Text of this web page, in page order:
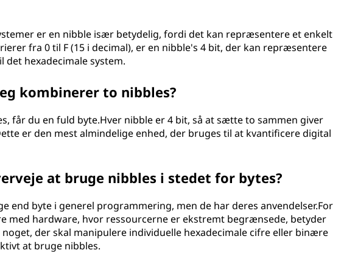
er en nibble især betydelig, fordi det kan repræsentere et enkelt
fra 0 til F (15 i decimal), er en nibble's 4 bit, der kan repræsentere
hexadecimale system.
kombinerer to nibbles?
får du en fuld byte.Hver nibble er 4 bit, så at sætte to sammen giver
er den mest almindelige enhed, der bruges til at kvantificere digital
at bruge nibbles i stedet for bytes?
end byte i generel programmering, men de har deres anvendelser.For
med hardware, hvor ressourcerne er ekstremt begrænsede, betyder
der skal manipulere individuelle hexadecimale cifre eller binære
at bruge nibbles.